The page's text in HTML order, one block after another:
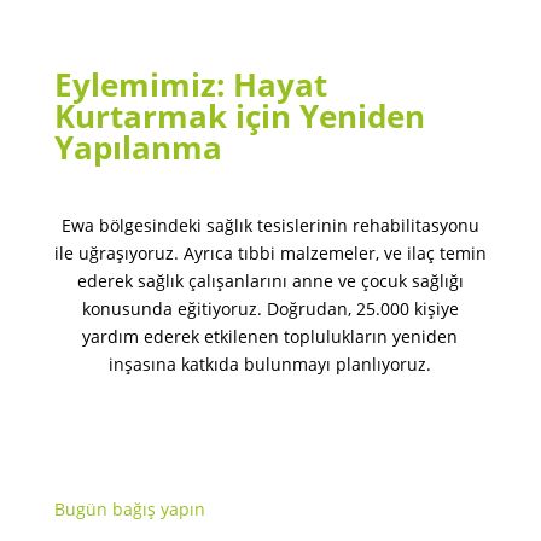
Eylemimiz: Hayat
Kurtarmak için Yeniden
Yapılanma
Ewa bölgesindeki sağlık tesislerinin rehabilitasyonu
ile uğraşıyoruz. Ayrıca tıbbi malzemeler, ve ilaç temin
ederek sağlık çalışanlarını anne ve çocuk sağlığı
konusunda eğitiyoruz. Doğrudan, 25.000 kişiye
yardım ederek etkilenen toplulukların yeniden
inşasına katkıda bulunmayı planlıyoruz.
Bugün bağış yapın